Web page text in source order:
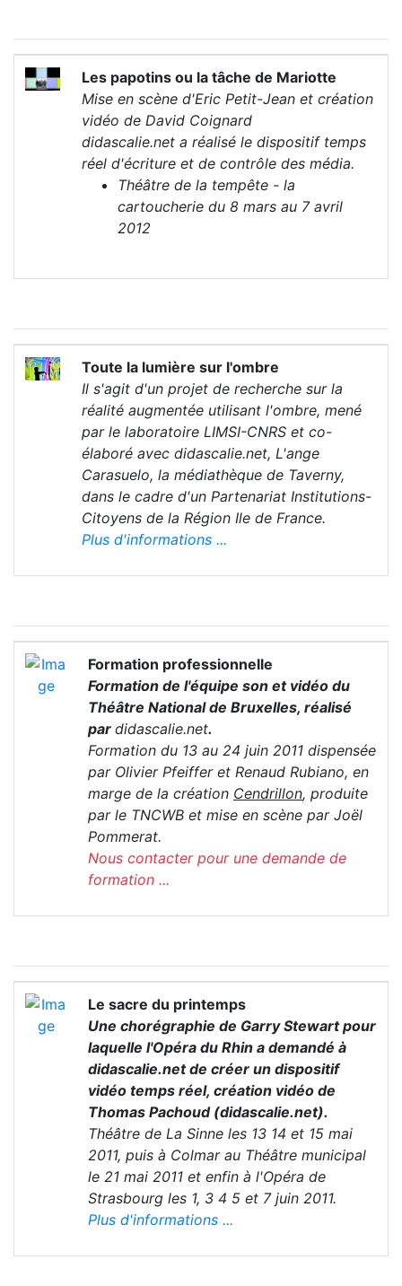
Les papotins ou la tâche de Mariotte
Mise en scène d'Eric Petit-Jean et création
vidéo de David Coignard
didascalie.net a réalisé le dispositif temps
réel d'écriture et de contrôle des média.
Théâtre de la tempête - la
cartoucherie du 8 mars au 7 avril
2012
Toute la lumière sur l'ombre
Il s'agit d'un projet de recherche sur la
réalité augmentée utilisant l'ombre, mené
par le laboratoire LIMSI-CNRS et co-
élaboré avec didascalie.net, L'ange
Carasuelo, la médiathèque de Taverny,
dans le cadre d'un Partenariat Institutions-
Citoyens de la Région Ile de France.
Plus d'informations ...
Formation professionnelle
Formation de l'équipe son et vidéo du
Théâtre National de Bruxelles, réalisé
par didascalie.net.
Formation du 13 au 24 juin 2011 dispensée
par Olivier Pfeiffer et Renaud Rubiano, en
marge de la création Cendrillon, produite
par le TNCWB et mise en scène par Joël
Pommerat.
Nous contacter pour une demande de
formation ...
Le sacre du printemps
Une chorégraphie de Garry Stewart pour
laquelle l'Opéra du Rhin a demandé à
didascalie.net de créer un dispositif
vidéo temps réel, création vidéo de
Thomas Pachoud (didascalie.net).
Théâtre de La Sinne les 13 14 et 15 mai
2011, puis à Colmar au Théâtre municipal
le 21 mai 2011 et enfin à l'Opéra de
Strasbourg les 1, 3 4 5 et 7 juin 2011.
Plus d'informations ...